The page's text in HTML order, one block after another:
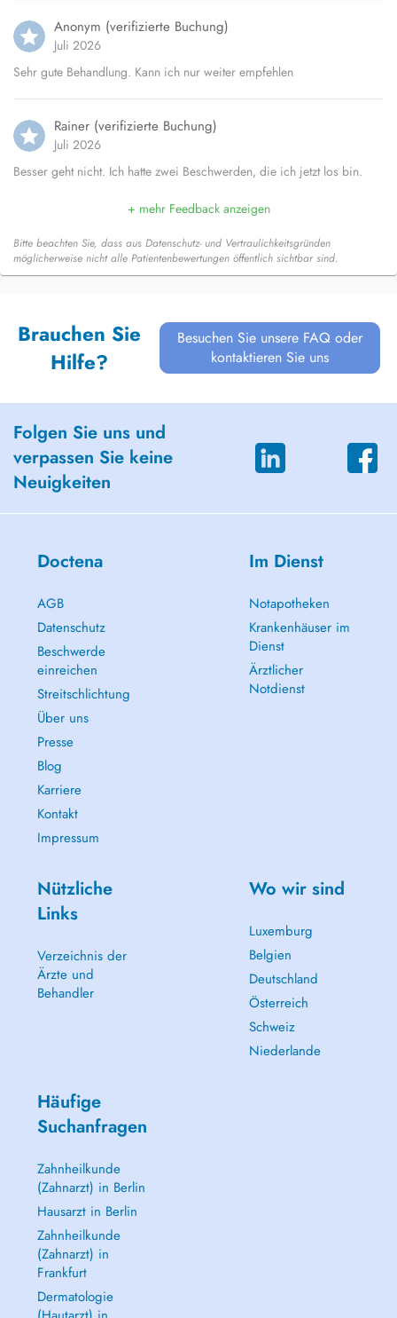
Anonym (verifizierte Buchung)
Juli 2026
Sehr gute Behandlung. Kann ich nur weiter empfehlen
Rainer (verifizierte Buchung)
Juli 2026
Besser geht nicht. Ich hatte zwei Beschwerden, die ich jetzt los bin.
+ mehr Feedback anzeigen
Bitte beachten Sie, dass aus Datenschutz- und Vertraulichkeitsgründen
möglicherweise nicht alle Patientenbewertungen öffentlich sichtbar sind.
Brauchen Sie
Hilfe?
Besuchen Sie unsere FAQ oder
kontaktieren Sie uns
Folgen Sie uns und
verpassen Sie keine
Neuigkeiten
Doctena
AGB
Datenschutz
Beschwerde
einreichen
Streitschlichtung
Über uns
Presse
Blog
Karriere
Kontakt
Impressum
Im Dienst
Notapotheken
Krankenhäuser im
Dienst
Ärztlicher
Notdienst
Nützliche
Links
Verzeichnis der
Ärzte und
Behandler
Wo wir sind
Luxemburg
Belgien
Deutschland
Österreich
Schweiz
Niederlande
Häufige
Suchanfragen
Zahnheilkunde
(Zahnarzt) in Berlin
Hausarzt in Berlin
Zahnheilkunde
(Zahnarzt) in
Frankfurt
Dermatologie